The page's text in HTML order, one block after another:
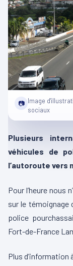
📷 Image
sociaux
Plusieurs
véhicules de
l’autoroute vers
Pour l’heure nous
sur le témoignage
police
Fort-de-France
Plus